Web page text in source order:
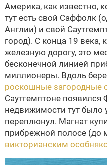
Америка, как известно,
тут есть свой Саффолк
Англии) и свой
город). С конца 19 века,
железную дорогу, это
бесконечной линией
миллионеры. Вдоль
роскошные загородные
Саутгемптоне появился
недвижимости тут было
переплюнул. Магнат
прибрежной полосе (до
викторианским